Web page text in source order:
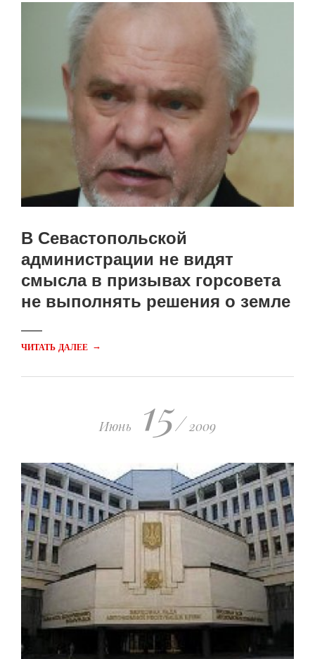
В Севастопольской
администрации не видят
смысла в призывах горсовета
не выполнять решения о земле
ЧИТАТЬ ДАЛЕЕ →
Июнь 15/ 2009